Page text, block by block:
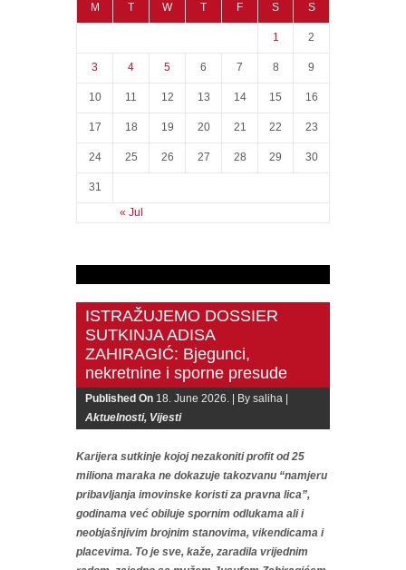
M T W T F S S
« Jul
1 2
3 4 5 6 7 8 9
10 11 12 13 14 15 16
17 18 19 20 21 22 23
24 25 26 27 28 29 30
31
ISTRAŽUJEMO DOSSIER
SUTKINJA ADISA
ZAHIRAGIĆ: Bjegunci,
nekretnine i sporne presude
Published On 18. June 2026. |
By saliha |
Aktuelnosti, Vijesti
Karijera sutkinje kojoj nezakoniti profit od 25
miliona maraka ne dokazuje takozvanu “namjeru
pribavljanja imovinske koristi za pravna lica”,
godinama već obiluje spornim odlukama ali i
neobjašnjivim brojnim stanovima, vikendicama i
placevima. To je sve, kaže, zaradila vrijednim